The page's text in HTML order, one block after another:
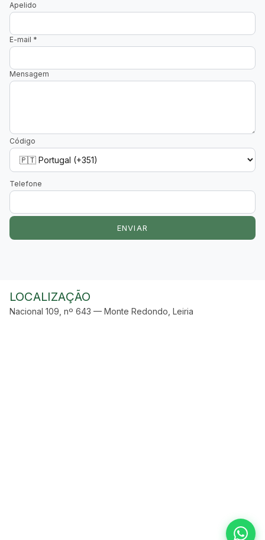
Apelido
E-mail *
Mensagem
Código
Telefone
ENVIAR
LOCALIZAÇÃO
Nacional 109, nº 643 — Monte Redondo, Leiria